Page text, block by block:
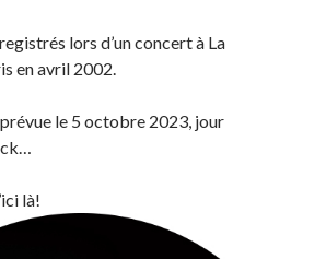
lors d’un concert à La
en avril 2002.
le 5 octobre 2023, jour
là!